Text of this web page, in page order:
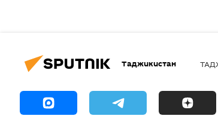
Таджикистан